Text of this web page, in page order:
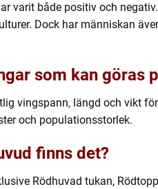
varit både positiv och
Dock har människan
som kan göras
vingspann, längd och vikt
och populationsstorlek.
finns det?
Rödhuvad tukan,